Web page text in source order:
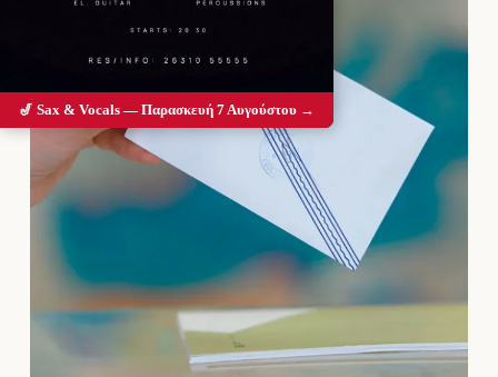
🎷 Sax & Vocals — Παρασκευή 7 Αυγούστου →